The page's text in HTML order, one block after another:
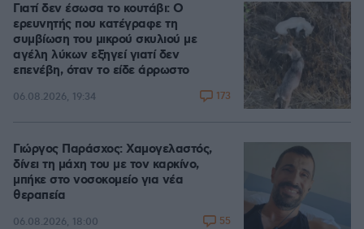
Γιατί δεν έσωσα το κουτάβι: Ο
ερευνητής που κατέγραφε τη
συμβίωση του μικρού σκυλιού με
αγέλη λύκων εξηγεί γιατί δεν
επενέβη, όταν το είδε άρρωστο
06.08.2026, 19:34 173
Γιώργος Παράσχος: Χαμογελαστός,
δίνει τη μάχη του με τον καρκίνο,
μπήκε στο νοσοκομείο για νέα
θεραπεία
06.08.2026, 18:00 55